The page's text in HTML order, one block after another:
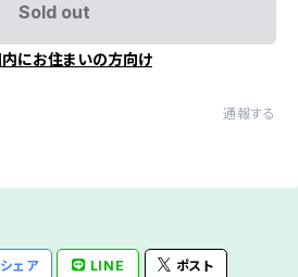
Sold out
にお住まいの方向け
通報する
シェア LINE ポスト